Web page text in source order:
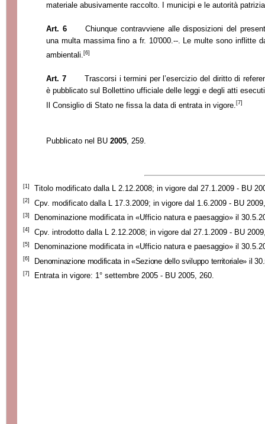
materiale abusivamente raccolto. I municipi e le autorità
Art. 6
Chiunque contravviene alle disposizioni del
una multa massima fino a fr. 10'000.--. Le multe sono inflitte
ambientali. [6]
Art. 7
Trascorsi i termini per l’esercizio del diritto di
è pubblicato sul Bollettino ufficiale delle leggi e degli atti
Il Consiglio di Stato ne fissa la data di entrata in vigore. [7]
Pubblicato nel BU 2005 , 259.
[1] Titolo modificato dalla L 2.12.2008; in vigore dal 27.1.2009 - BU
[2] Cpv. modificato dalla L 17.3.2009; in vigore dal 1.6.2009 - BU
[3] Denominazione modificata in «Ufficio natura e paesaggio» il
[4] Cpv. introdotto dalla L 2.12.2008; in vigore dal 27.1.2009 - BU
[5] Denominazione modificata in «Ufficio natura e paesaggio» il
[6] Denominazione modificata in «Sezione dello sviluppo territoriale» il
[7] Entrata in vigore: 1° settembre 2005 - BU 2005, 260.